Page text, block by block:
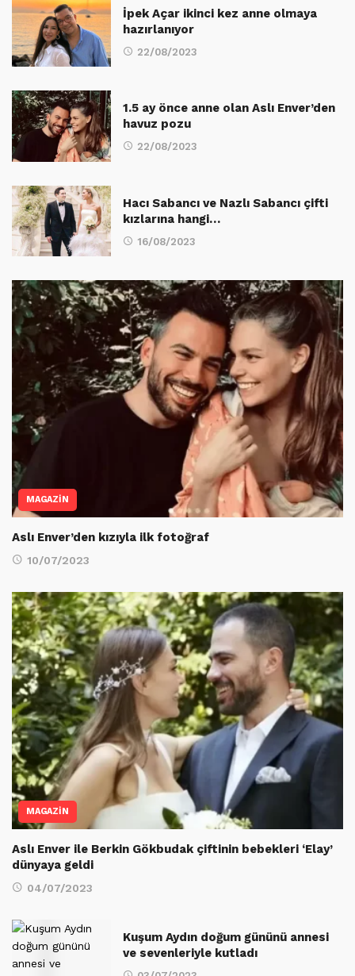
İpek Açar ikinci kez anne olmaya
hazırlanıyor
22/08/2023
1.5 ay önce anne olan Aslı Enver’den
havuz pozu
22/08/2023
Hacı Sabancı ve Nazlı Sabancı çifti
kızlarına hangi…
16/08/2023
MAGAZİN
Aslı Enver’den kızıyla ilk fotoğraf
10/07/2023
MAGAZİN
Aslı Enver ile Berkin Gökbudak çiftinin bebekleri ‘Elay’
dünyaya geldi
04/07/2023
Kuşum Aydın doğum gününü annesi
ve sevenleriyle kutladı